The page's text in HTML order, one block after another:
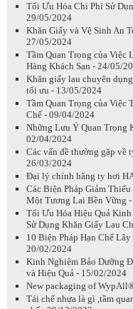
Tối Ưu Hóa Chi Phí Sử
29/05/2024
Khăn Giấy và Vệ Sinh An
27/05/2024
Tầm Quan Trọng của Việc
Hàng Khách Sạn - 24/05/
Khăn giấy lau chuyên
tối ưu - 13/05/2024
Tầm Quan Trọng của Việc
Chế - 09/04/2024
Những Lưu Ý Quan Trọng
02/04/2024
Các vấn đề thường gặp về
26/03/2024
Đại lý chính hãng ty hơi
Các Biện Pháp Giảm
Một Tương Lai Bền Vững
Tối Ưu Hóa Hiệu Quả
Sử Dụng Khăn Giấy Lau
10 Biện Pháp Hạn Chế
20/02/2024
Kinh Nghiệm Bảo Dưỡng
và Hiệu Quả - 15/02/2024
New packaging of
Tái chế nhựa là gì ,tầm